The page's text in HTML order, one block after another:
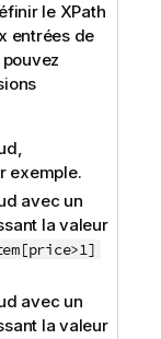
le XPath
entrées de
exemple.
avec un
la valeur
avec un
la valeur